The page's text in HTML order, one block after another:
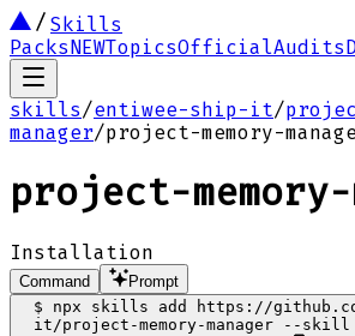
Skills
PacksNEWTopicsOfficialAudits
skills/entiwee-ship-it/
manager/project-memory-
project-memory-
Installation
Command
Prompt
$
npx skills add https://
it/project-memory-manager --skill